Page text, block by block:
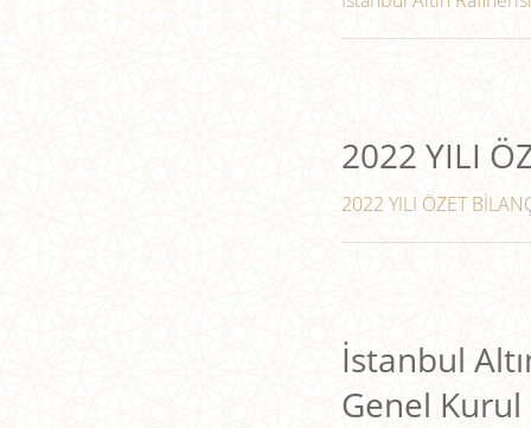
2022 YILI
2022 YILI ÖZET
İstanbul
Genel Kurul